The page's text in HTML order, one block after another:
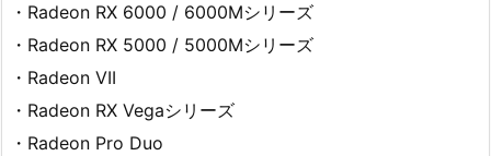
・Radeon RX 6000 / 6000Mシリーズ
・Radeon RX 5000 / 5000Mシリーズ
・Radeon VII
・Radeon RX Vegaシリーズ
・Radeon Pro Duo